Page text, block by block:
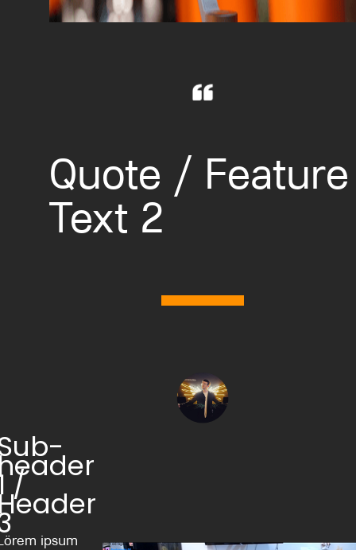
Quote / Feature
Text 2
/
ipsum